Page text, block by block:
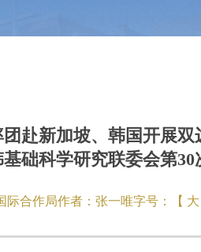
赴新加坡、韩国开展双
础科学研究联委会第30
际合作局作者： 张一唯字号：【 大